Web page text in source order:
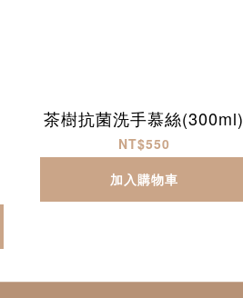
茶樹抗菌洗手慕絲(300ml)
NT$550
加入購物車